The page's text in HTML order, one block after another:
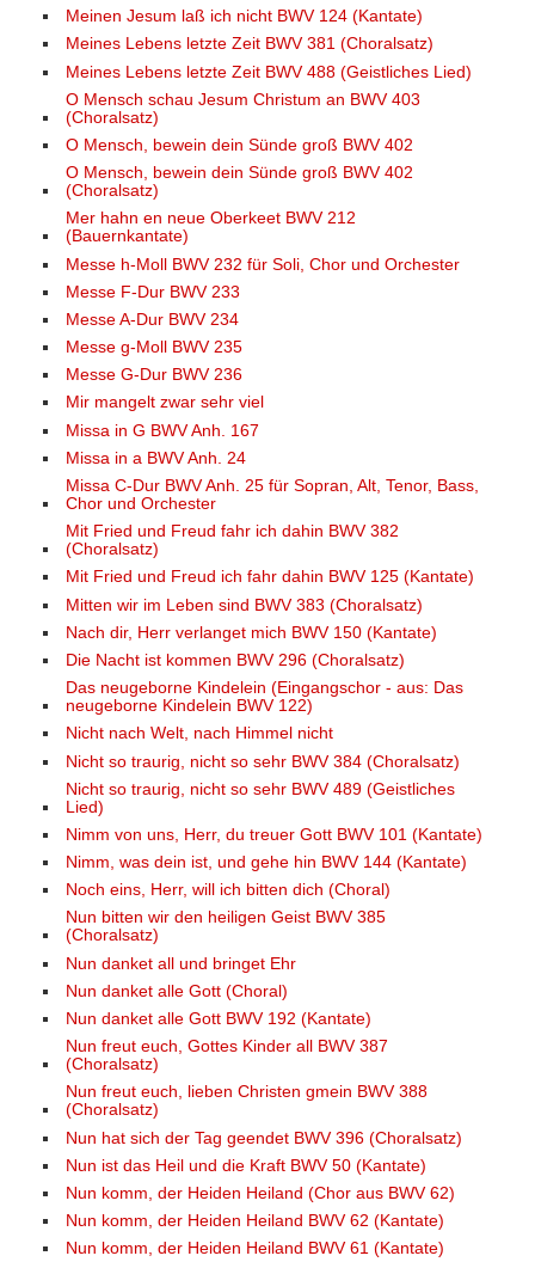
Meinen Jesum laß ich nicht BWV 124 (Kantate)
Meines Lebens letzte Zeit BWV 381 (Choralsatz)
Meines Lebens letzte Zeit BWV 488 (Geistliches Lied)
O Mensch schau Jesum Christum an BWV 403
(Choralsatz)
O Mensch, bewein dein Sünde groß BWV 402
O Mensch, bewein dein Sünde groß BWV 402
(Choralsatz)
Mer hahn en neue Oberkeet BWV 212
(Bauernkantate)
Messe h-Moll BWV 232 für Soli, Chor und Orchester
Messe F-Dur BWV 233
Messe A-Dur BWV 234
Messe g-Moll BWV 235
Messe G-Dur BWV 236
Mir mangelt zwar sehr viel
Missa in G BWV Anh. 167
Missa in a BWV Anh. 24
Missa C-Dur BWV Anh. 25 für Sopran, Alt, Tenor, Bass,
Chor und Orchester
Mit Fried und Freud fahr ich dahin BWV 382
(Choralsatz)
Mit Fried und Freud ich fahr dahin BWV 125 (Kantate)
Mitten wir im Leben sind BWV 383 (Choralsatz)
Nach dir, Herr verlanget mich BWV 150 (Kantate)
Die Nacht ist kommen BWV 296 (Choralsatz)
Das neugeborne Kindelein (Eingangschor - aus: Das
neugeborne Kindelein BWV 122)
Nicht nach Welt, nach Himmel nicht
Nicht so traurig, nicht so sehr BWV 384 (Choralsatz)
Nicht so traurig, nicht so sehr BWV 489 (Geistliches
Lied)
Nimm von uns, Herr, du treuer Gott BWV 101 (Kantate)
Nimm, was dein ist, und gehe hin BWV 144 (Kantate)
Noch eins, Herr, will ich bitten dich (Choral)
Nun bitten wir den heiligen Geist BWV 385
(Choralsatz)
Nun danket all und bringet Ehr
Nun danket alle Gott (Choral)
Nun danket alle Gott BWV 192 (Kantate)
Nun freut euch, Gottes Kinder all BWV 387
(Choralsatz)
Nun freut euch, lieben Christen gmein BWV 388
(Choralsatz)
Nun hat sich der Tag geendet BWV 396 (Choralsatz)
Nun ist das Heil und die Kraft BWV 50 (Kantate)
Nun komm, der Heiden Heiland (Chor aus BWV 62)
Nun komm, der Heiden Heiland BWV 62 (Kantate)
Nun komm, der Heiden Heiland BWV 61 (Kantate)